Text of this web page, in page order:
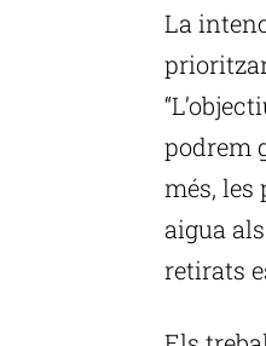
La
podrem
més, les
aigua
retirats